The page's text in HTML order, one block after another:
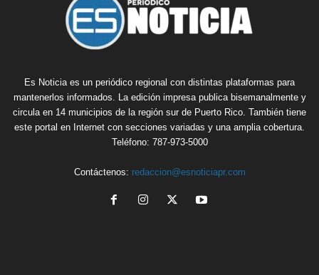
Es Noticia es un periódico regional con distintas plataformas para
mantenerlos informados. La edición impresa publica bisemanalmente y
circula en 14 municipios de la región sur de Puerto Rico. También tiene
este portal en Internet con secciones variadas y una amplia cobertura.
Teléfono: 787-973-5000
Contáctenos: redaccion@esnoticiapr.com